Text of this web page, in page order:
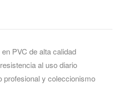
PVC de alta calidad
al uso diario
profesional y coleccionismo